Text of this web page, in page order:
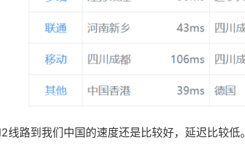
线路到我们中国的速度还是比较好，延迟比较低。